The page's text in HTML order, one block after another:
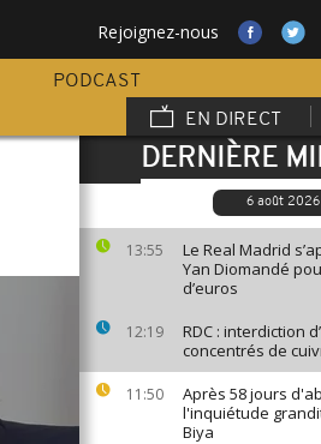
Rejoignez-nous
PODCAST
EN DIRECT
DERNIÈRE
6 août 2026
13:55
Le Real Madrid
Yan Diomandé
d’euros
12:19
RDC : interdiction
concentrés de
11:50
Après 58 jours
l'inquiétude
Biya